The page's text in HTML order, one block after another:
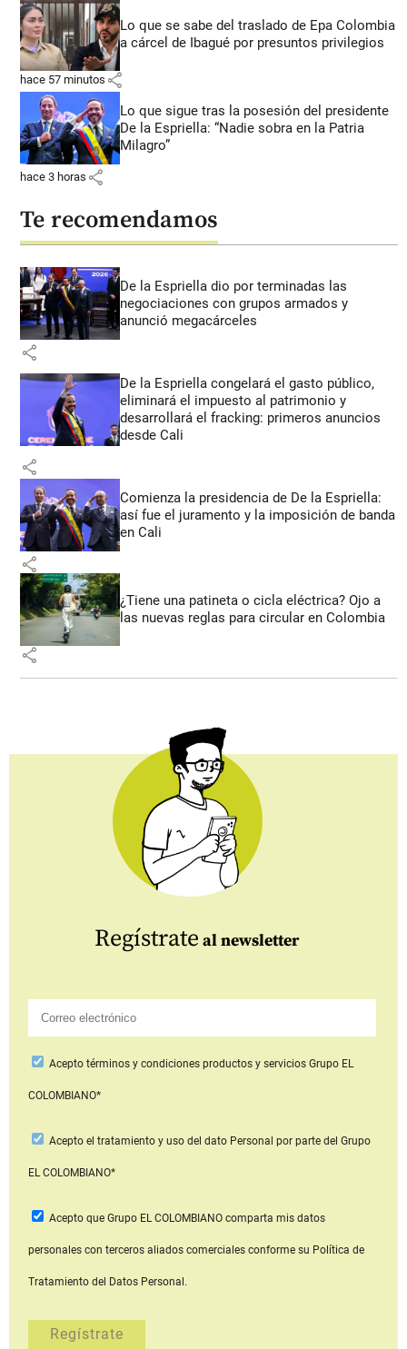
Lo que se sabe del traslado de Epa Colombia
a cárcel de Ibagué por presuntos privilegios
hace 57 minutos share
Lo que sigue tras la posesión del presidente
De la Espriella: “Nadie sobra en la Patria
Milagro”
hace 3 horas share
Te recomendamos
De la Espriella dio por terminadas las
negociaciones con grupos armados y
anunció megacárceles
share
De la Espriella congelará el gasto público,
eliminará el impuesto al patrimonio y
desarrollará el fracking: primeros anuncios
desde Cali
share
Comienza la presidencia de De la Espriella:
así fue el juramento y la imposición de banda
en Cali
share
¿Tiene una patineta o cicla eléctrica? Ojo a
las nuevas reglas para circular en Colombia
share
Regístrate al newsletter
Aceptotérminos y condiciones productos y serviciosGrupo EL
COLOMBIANO*
Acepto el tratamiento y uso del dato Personal por parte del Grupo
EL COLOMBIANO*
Acepto que Grupo EL COLOMBIANOcomparta mis datos
personales con terceros aliados comerciales conforme su Política de
Tratamiento del Datos Personal.